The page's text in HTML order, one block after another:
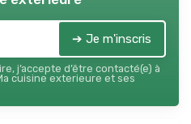
➔ Je m'inscris
j’accepte d’être contacté(e) à
cuisine exterieure et ses